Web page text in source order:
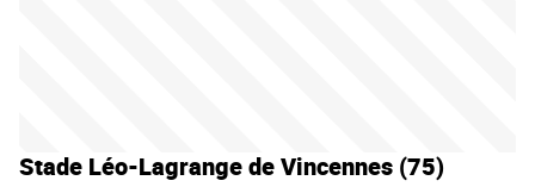
Stade Léo-Lagrange de Vincennes (75)